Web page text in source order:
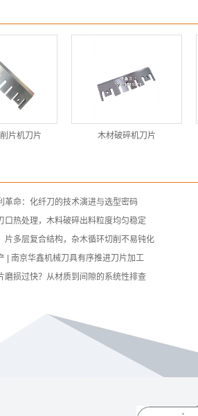
片机刀片 木材破碎机刀片
革命：化纤刀的技术演进与选型密码
口热处理，木料破碎出料粒度均匀稳定
片多层复合结构，杂木循环切削不易钝化
| 南京华鑫机械刀具有序推进刀片加工
磨损过快？从材质到间隙的系统性排查